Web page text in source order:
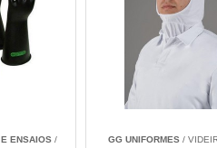
E ENSAIOS /
GG UNIFORMES /